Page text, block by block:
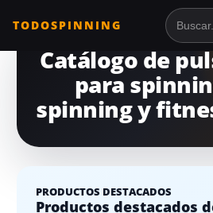
TODOSPINNING
Catálogo de
para
spinning y
PRODUCTOS DESTACADOS
Productos destacados